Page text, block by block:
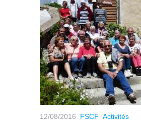
12/08/2016 FSCF Activités